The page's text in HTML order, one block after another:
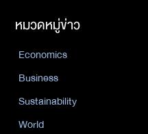
หมวดหมู่ข่าว
Economics
Business
Sustainability
World